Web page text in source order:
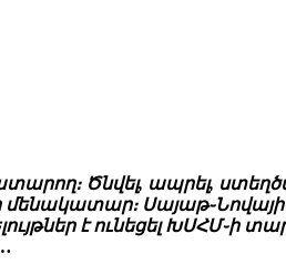
Ծնվել, ապրել,
Սայաթ֊Նովայի
է ունեցել ԽՍՀՄ֊ի